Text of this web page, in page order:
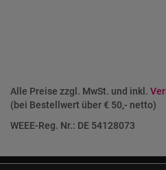
Alle Preise zzgl. MwSt. und inkl.
(bei Bestellwert über € 50,- netto)
WEEE-Reg. Nr.: DE 54128073